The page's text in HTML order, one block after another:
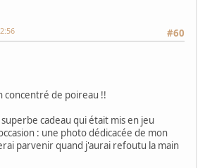
#60
concentré de poireau !!
cadeau qui était mis en jeu
: une photo dédicacée de mon
parvenir quand j'aurai refoutu la main